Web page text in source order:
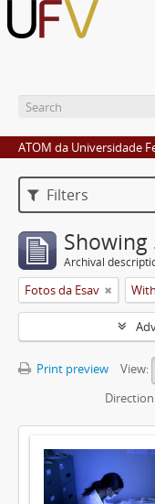
ATOM da Universidade
Filters
Showing
Archival
Fotos da Esav
Print preview
View: